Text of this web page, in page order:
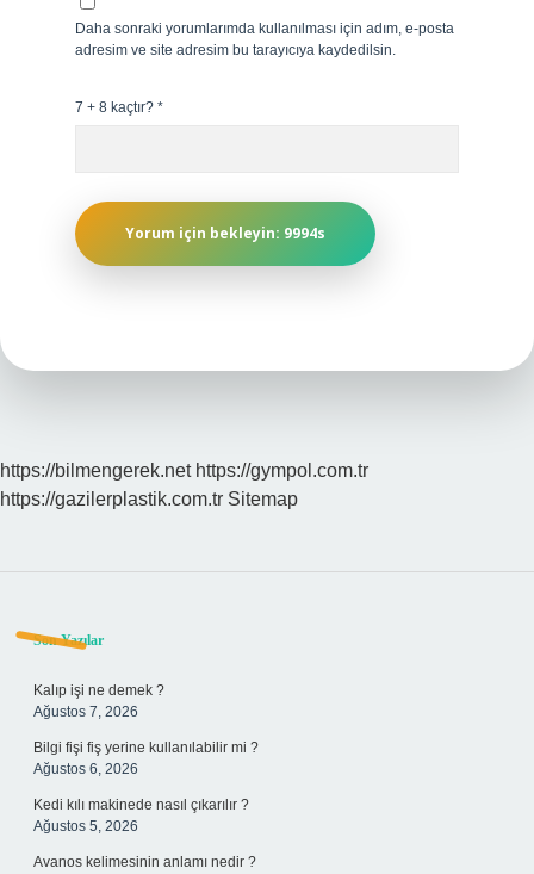
Daha sonraki yorumlarımda kullanılması için adım, e-posta
adresim ve site adresim bu tarayıcıya kaydedilsin.
7 + 8 kaçtır? *
https://bilmengerek.net https://gympol.com.tr
https://gazilerplastik.com.tr Sitemap
Sidebar
Son Yazılar
Kalıp işi ne demek ?
Ağustos 7, 2026
Bilgi fişi fiş yerine kullanılabilir mi ?
Ağustos 6, 2026
Kedi kılı makinede nasıl çıkarılır ?
Ağustos 5, 2026
Avanos kelimesinin anlamı nedir ?